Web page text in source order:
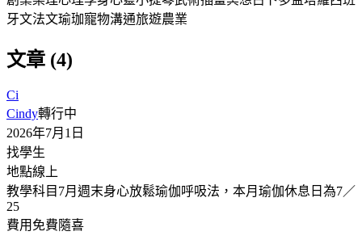
牙文法文瑜珈寵物溝通旅遊農業
文章 (4)
Ci
Cindy轉行中
2026年7月1日
找學生
地點線上
教學科目 7月週末身心放鬆瑜伽呼吸法，本月瑜伽休息日為7／
25
費用 免費隨喜